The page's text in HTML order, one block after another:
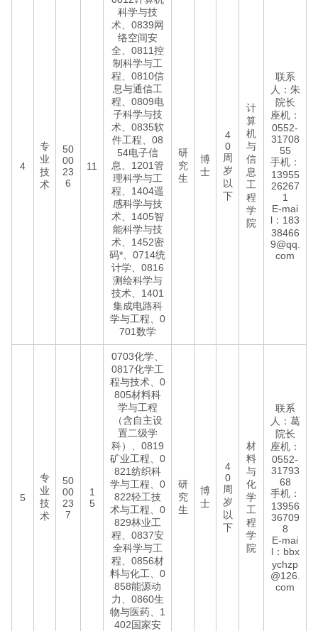
4
专
业
技
术
50
00
23
6
11
科学与技
术、0839网
络空间安
全、0811控
制科学与工
程、0810信
息与通信工
程、0809电
子科学与技
术、0835软
件工程、08
54电子信
息、1201管
理科学与工
程、1404遥
感科学与技
术、1405智
能科学与技
术、1452密
码*、0714统
计学、0816
测绘科学与
技术、1401
集成电路科
学与工程、0
701数学
研
究
生
博
士
4
0
周
岁
以
下
计
算
机
与
信
息
工
程
学
院
联系
人：朱
院长
座机：
0552-
31708
55
手机：
13955
26267
1
E-mai
l：183
38466
9@qq.
com
5
专
业
技
术
50
00
23
7
1
5
0703化学、
0817化学工
程与技术、0
805材料科
学与工程
（含自主设
置二级学
科）、0819
矿业工程、0
821纺织科
学与工程、0
822轻工技
术与工程、0
829林业工
程、0837安
全科学与工
程、0856材
料与化工、0
858能源动
力、0860生
物与医药、1
402国家安
研
究
生
博
士
4
0
周
岁
以
下
材
料
与
化
学
工
程
学
院
联系
人：葛
院长
座机：
0552-
31793
68
手机：
13956
36709
8
E-mai
l：bbx
ychzp
@126.
com